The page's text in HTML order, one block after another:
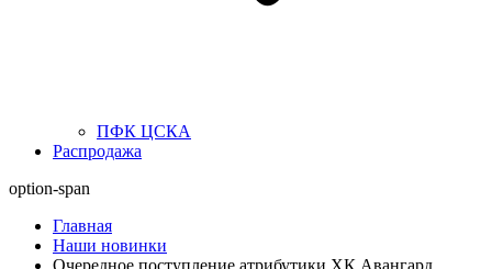
ПФК ЦСКА
Распродажа
option-span
Главная
Наши новинки
Очередное поступление атрибутики ХК Авангард